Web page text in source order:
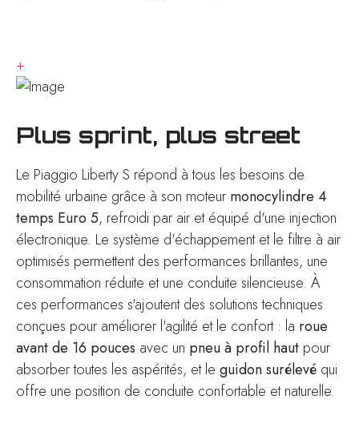
+
Plus sprint, plus street
Le Piaggio Liberty S répond à tous les besoins de
mobilité urbaine grâce à son moteur monocylindre 4
temps Euro 5, refroidi par air et équipé d'une injection
électronique. Le système d'échappement et le filtre à air
optimisés permettent des performances brillantes, une
consommation réduite et une conduite silencieuse. À
ces performances s'ajoutent des solutions techniques
conçues pour améliorer l'agilité et le confort : la roue
avant de 16 pouces avec un pneu à profil haut pour
absorber toutes les aspérités, et le guidon surélevé qui
offre une position de conduite confortable et naturelle.